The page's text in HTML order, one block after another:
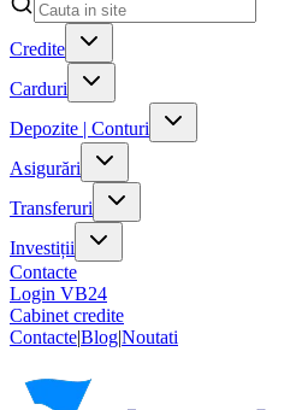
Credite
Carduri
Depozite | Conturi
Asigurări
Transferuri
Investiții
Contacte
Login VB24
Cabinet credite
Contacte|Blog|Noutati